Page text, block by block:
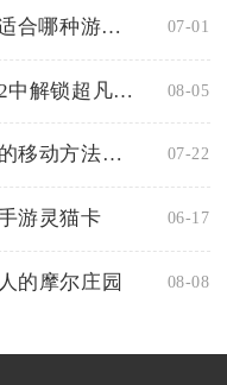
金铲铲s7法师阵容适合哪种游戏节奏的比赛 07-01
如何在少年三国志2中解锁超凡技能 08-05
摩尔庄园背包箱子的移动方法是什么 07-22
游灵猫卡 06-17
的摩尔庄园 08-08